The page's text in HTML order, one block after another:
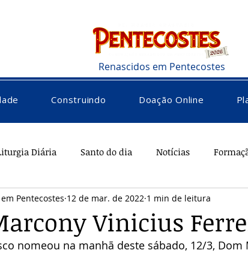
Renascidos em Pentecostes
Construindo Doação Online
Diária Santo do dia Notícias
Orações Saúde Diversos Vocacional
Vinicius
Pentecostes 12 de mar. de 2022 1 min de leitura
nomeou na manhã deste sábado, 12/3, Dom